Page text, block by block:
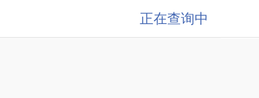
正在查询中